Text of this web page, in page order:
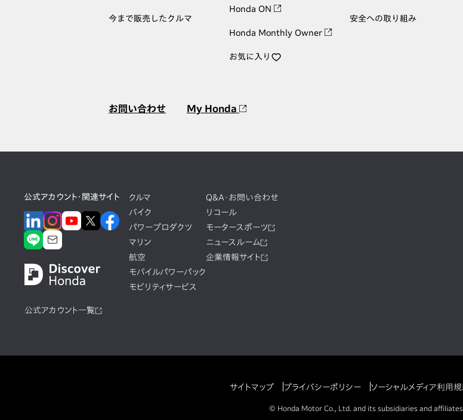
今まで販売したクルマ
Honda ON
Honda Monthly Owner
お気に入り
安全への取り組み
お問い合わせ My Honda
公式アカウント・関連サイト
公式アカウント一覧
クルマ
バイク
パワープロダクツ
マリン
航空
モバイルパワーパック
モビリティサービス
Q&A・お問い合わせ
リコール
モータースポーツ
ニュースルーム
企業情報サイト
サイトマップ プライバシーポリシー ソーシャルメディア利用
© Honda Motor Co., Ltd. and its subsidiaries and